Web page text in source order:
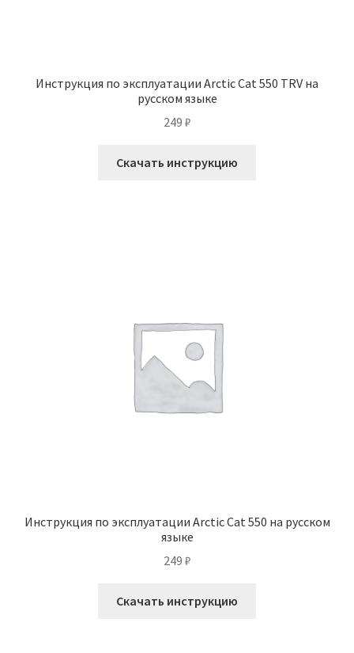
Инструкция по эксплуатации Arctic Cat 550 TRV на
русском языке
249 ₽
Скачать инструкцию
Инструкция по эксплуатации Arctic Cat 550 на русском
языке
249 ₽
Скачать инструкцию